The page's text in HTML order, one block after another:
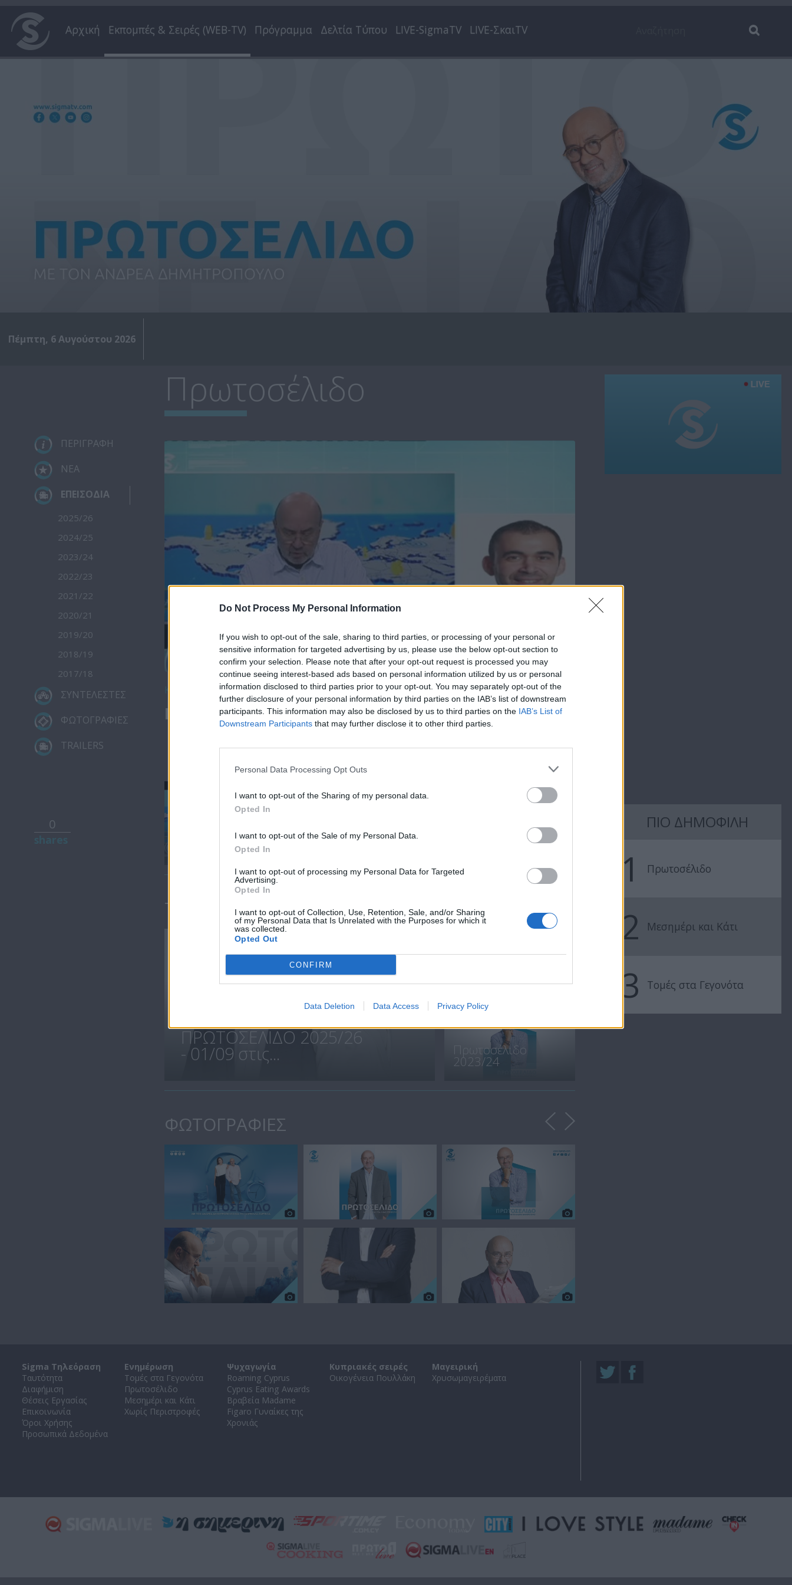
Do Not Process My Personal Information
If you wish to opt-out of the sale, sharing to third parties, or processing of your personal or
sensitive information for targeted advertising by us, please use the below opt-out section to
confirm your selection. Please note that after your opt-out request is processed you may
continue seeing interest-based ads based on personal information utilized by us or personal
information disclosed to third parties prior to your opt-out. You may separately opt-out of the
further disclosure of your personal information by third parties on the IAB’s list of downstream
participants. This information may also be disclosed by us to third parties on the IAB’s List of
Downstream Participants that may further disclose it to other third parties.
Personal Data Processing Opt Outs
I want to opt-out of the Sharing of my personal data.
Opted In
I want to opt-out of the Sale of my Personal Data.
Opted In
I want to opt-out of processing my Personal Data for Targeted
Advertising.
Opted In
I want to opt-out of Collection, Use, Retention, Sale, and/or Sharing
of my Personal Data that Is Unrelated with the Purposes for which it
was collected.
Opted Out
CONFIRM
Data Deletion Data Access Privacy Policy
Αρχική Εκπομπές & Σειρές (WEB-TV) Πρόγραμμα Δελτία Τύπου LIVE-SigmaTV LIVE-ΣκαιTV
Πέμπτη, 6 Αυγούστου 2026
Πρωτοσέλιδο
ΠΕΡΙΓΡΑΦΗ
ΝΕΑ
ΕΠΕΙΣΟΔΙΑ
2025/26
2024/25
2023/24
2022/23
2021/22
2020/21
2019/20
2018/19
2017/18
ΣΥΝΤΕΛΕΣΤΕΣ
ΦΩΤΟΓΡΑΦΙΕΣ
TRAILERS
0
Κατέβασε το
Πρωτοσέλιδο 23.10.24
Πρωτοσέλιδο
Πρωτοσέλιδο
ΤΕΛΕΥΤΑΙΑ ΝΕΑ
ΠΡΩΤΟΣΕΛΙΔΟ 2025/26
- 01/09 στις...
Πρωτοσέλιδο...
Πρωτοσέλιδο
2023/24
ΦΩΤΟΓΡΑΦΙΕΣ
ΠΙΟ ΔΗΜΟΦΙΛΗ
1 Πρωτοσέλιδο
2 Μεσημέρι και Κάτι
3 Τομές στα Γεγονότα
Sigma Τηλεόραση
Ταυτότητα
Διαφήμιση
Θέσεις Εργασίας
Επικοινωνία
Όροι Χρήσης
Προσωπικά Δεδομένα
Ενημέρωση
Τομές στα Γεγονότα
Πρωτοσέλιδο
Μεσημέρι και Κάτι
Χωρίς Περιστροφές
Ψυχαγωγία
Roaming Cyprus
Cyprus Eating Awards
Βραβεία Madame
Figaro Γυναίκες της
Χρονιάς
Κυπριακές σειρές
Οικογένεια Πουλλάκη
Μαγειρική
Χρυσωμαγειρέματα